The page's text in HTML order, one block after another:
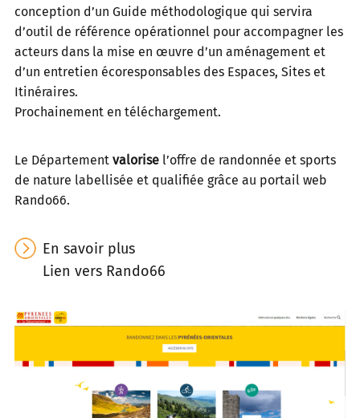
conception d’un Guide méthodologique qui servira
d’outil de référence opérationnel pour accompagner les
acteurs dans la mise en œuvre d’un aménagement et
d’un entretien écoresponsables des Espaces, Sites et
Itinéraires.
Prochainement en téléchargement.
Le Département valorise l’offre de randonnée et sports
de nature labellisée et qualifiée grâce au portail web
Rando66.
En savoir plus
Lien vers Rando66